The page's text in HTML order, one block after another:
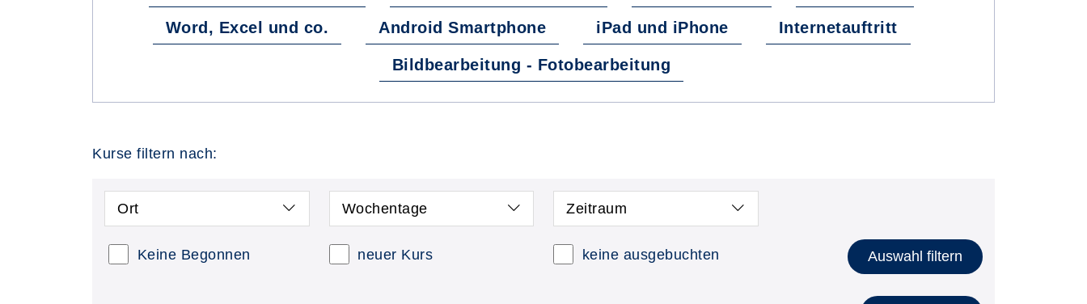
Word, Excel und co. Android Smartphone iPad und iPhone Internetauftritt
Bildbearbeitung - Fotobearbeitung
Kurse filtern nach:
Ort Wochentage Zeitraum
Keine Begonnen neuer Kurs keine ausgebuchten Auswahl filtern